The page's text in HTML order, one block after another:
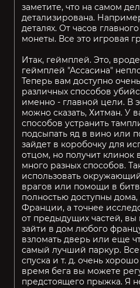
заметите, что на самом
детализирована.
деталях. От часов
монеты. Все это игровая
Итак, геймплей. Это,
геймплей "Ассасина"
Теперь вам доступно
различных способов
именно - главной цели. В
можно сказать, Хитман. У
способов устранить
подсыпать яд в вино или
зайдет в коробочку для
отцом, но получит
много разных способов.
использовать
врагов или помощи в
полностью доступны
Франции, а точнее
от предыдущих частей,
зайти в дом любого
взломать дверь или еще
самый лучший паркур.
спуска и т. д. очень
время бега вы можете
предстоящего прыжка. Я